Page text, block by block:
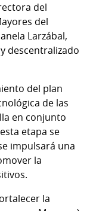
del
del
Larzábal,
descentralizado
del plan
de las
en conjunto
etapa se
impulsará una
la
la